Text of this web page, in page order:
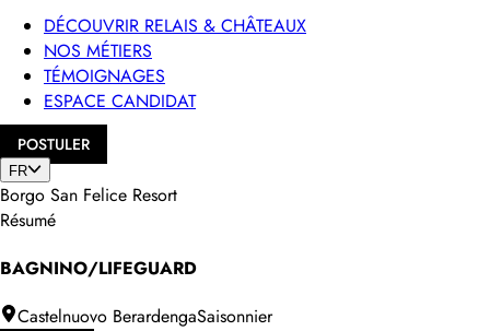
DÉCOUVRIR RELAIS & CHÂTEAUX
NOS MÉTIERS
TÉMOIGNAGES
ESPACE CANDIDAT
POSTULER
FR
Borgo San Felice Resort
Résumé
BAGNINO/LIFEGUARD
Castelnuovo BerardengaSaisonnier